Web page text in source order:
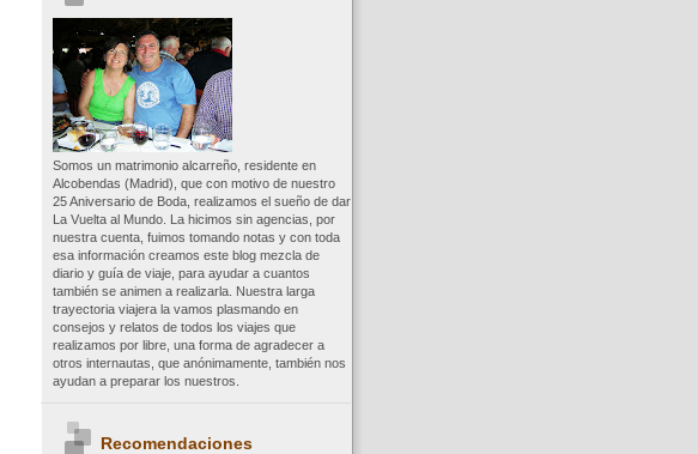
Somos un matrimonio alcarreño, residente en
Alcobendas (Madrid), que con motivo de nuestro
25 Aniversario de Boda, realizamos el sueño de dar
La Vuelta al Mundo. La hicimos sin agencias, por
nuestra cuenta, fuimos tomando notas y con toda
esa información creamos este blog mezcla de
diario y guía de viaje, para ayudar a cuantos
también se animen a realizarla. Nuestra larga
trayectoria viajera la vamos plasmando en
consejos y relatos de todos los viajes que
realizamos por libre, una forma de agradecer a
otros internautas, que anónimamente, también nos
ayudan a preparar los nuestros.
Recomendaciones